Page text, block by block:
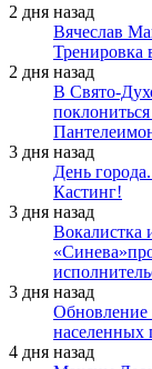
2 дня назад
Вячеслав
Тренировка
2 дня назад
В Свято-
3 дня назад
День
Кастинг!
3 дня назад
Вокалистка
3 дня назад
Обновление
населенных
4 дня назад